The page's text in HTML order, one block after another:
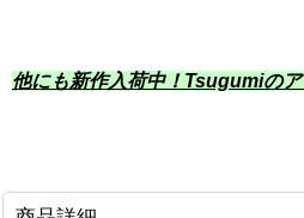
他にも新作入荷中！Tsugumiの